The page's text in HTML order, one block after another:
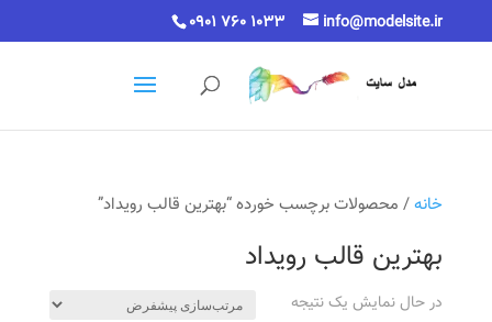
0901 760 1033 info@modelsite.ir
خانه/ محصولات برچسب خورده “بهترین قالب رویداد”
بهترین قالب رویداد
در حال نمایش یک نتیجه